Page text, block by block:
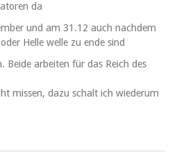
da
und am 31.12 auch nachdem
Helle welle zu ende sind
Beide arbeiten für das Reich des
missen, dazu schalt ich wiederum